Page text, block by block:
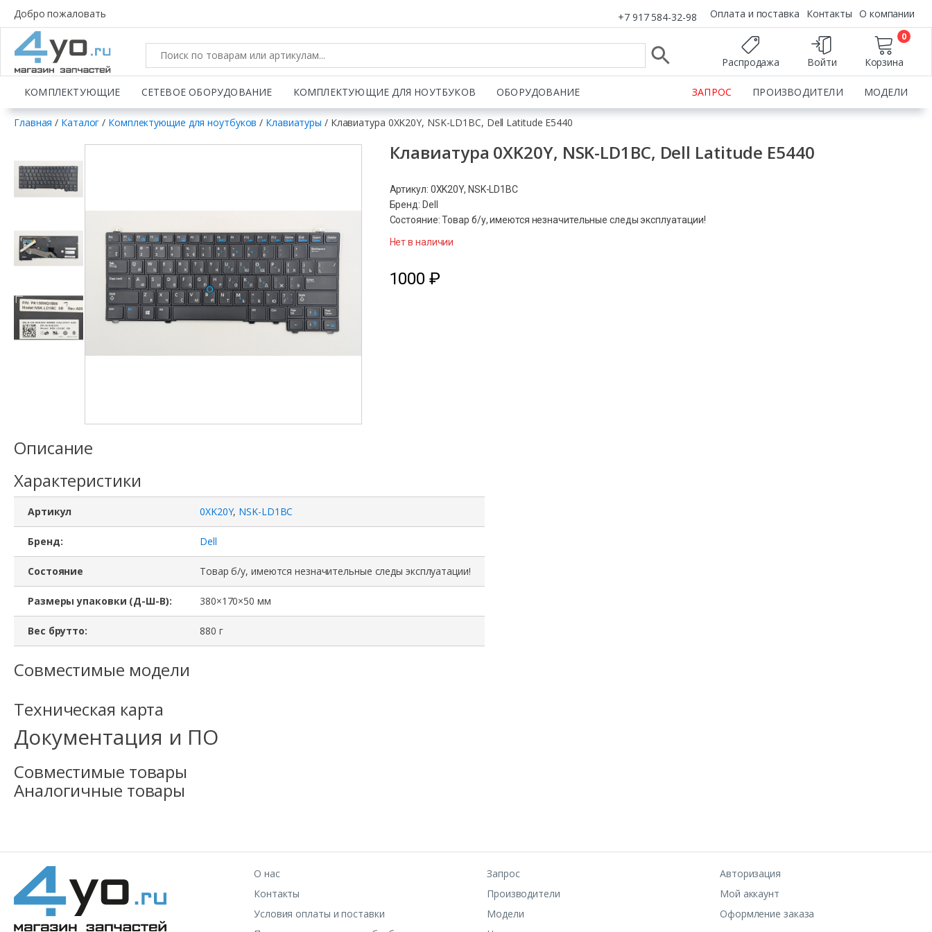
Добро пожаловать +7 917 584-32-98 Оплата и поставка Контакты О компании
Распродажа Войти Корзина
0
КОМПЛЕКТУЮЩИЕ СЕТЕВОЕ ОБОРУДОВАНИЕ КОМПЛЕКТУЮЩИЕ ДЛЯ НОУТБУКОВ ОБОРУДОВАНИЕ ЗАПРОС ПРОИЗВОДИТЕЛИ МОДЕЛИ
Главная / Каталог / Комплектующие для ноутбуков / Клавиатуры / Клавиатура 0XK20Y, NSK-LD1BC, Dell Latitude E5440
Клавиатура 0XK20Y, NSK-LD1BC, Dell Latitude E5440
Артикул: 0XK20Y, NSK-LD1BC
Бренд: Dell
Состояние: Товар б/у, имеются незначительные следы эксплуатации!
Нет в наличии
1000₽
Описание
Характеристики
Артикул 0XK20Y, NSK-LD1BC
Бренд: Dell
Состояние Товар б/у, имеются незначительные следы эксплуатации!
Размеры упаковки (Д-Ш-В): 380×170×50 мм
Вес брутто: 880 г
Совместимые модели
Техническая карта
Документация и ПО
Совместимые товары
Аналогичные товары
О нас
Контакты
Условия оплаты и поставки
Запрос
Производители
Модели
Авторизация
Мой аккаунт
Оформление заказа